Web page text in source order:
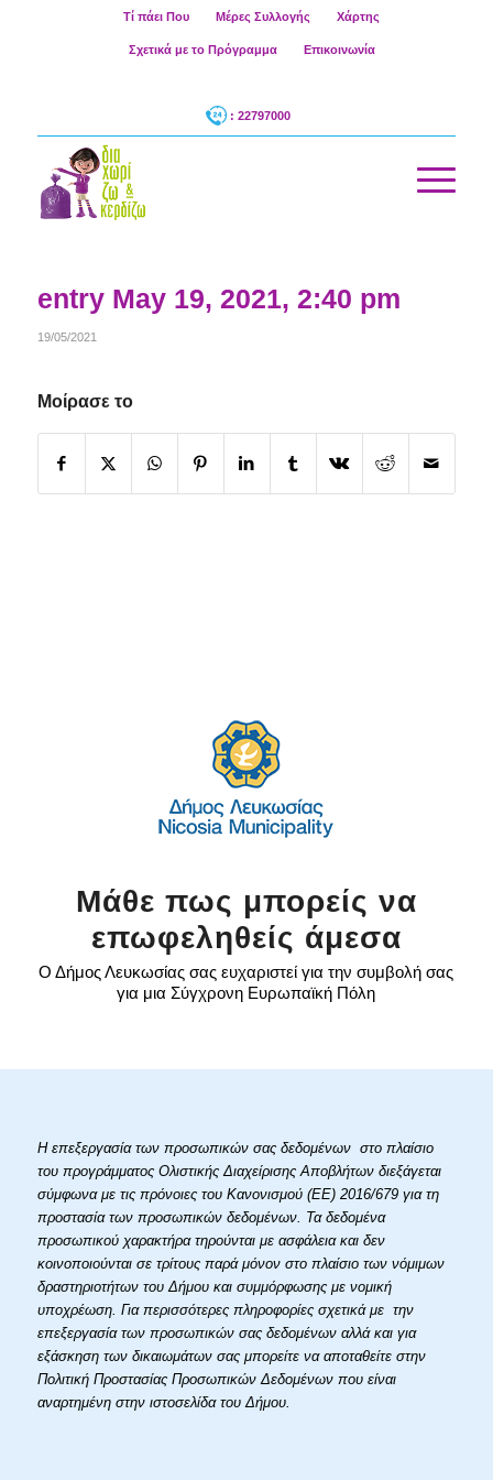
Τί πάει Που Μέρες Συλλογής Χάρτης
Σχετικά με το Πρόγραμμα Επικοινωνία
: 22797000
entry May 19, 2021, 2:40 pm
19/05/2021
Μοίρασε το
Μάθε πως μπορείς να
επωφεληθείς άμεσα
Ο Δήμος Λευκωσίας σας ευχαριστεί για την συμβολή σας
για μια Σύγχρονη Ευρωπαϊκή Πόλη
Η επεξεργασία των προσωπικών σας δεδομένων στο πλαίσιο
του προγράμματος Ολιστικής Διαχείρισης Αποβλήτων διεξάγεται
σύμφωνα με τις πρόνοιες του Κανονισμού (ΕΕ) 2016/679 για τη
προστασία των προσωπικών δεδομένων. Τα δεδομένα
προσωπικού χαρακτήρα τηρούνται με ασφάλεια και δεν
κοινοποιούνται σε τρίτους παρά μόνον στο πλαίσιο των νόμιμων
δραστηριοτήτων του Δήμου και συμμόρφωσης με νομική
υποχρέωση. Για περισσότερες πληροφορίες σχετικά με την
επεξεργασία των προσωπικών σας δεδομένων αλλά και για
εξάσκηση των δικαιωμάτων σας μπορείτε να αποταθείτε στην
Πολιτική Προστασίας Προσωπικών Δεδομένων που είναι
αναρτημένη στην ιστοσελίδα του Δήμου.